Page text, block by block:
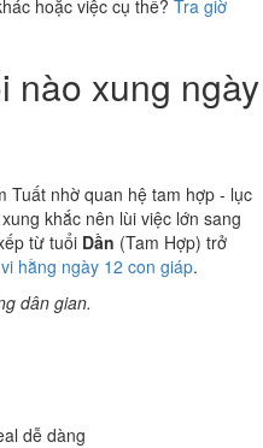
hoặc việc cụ thể? Tra giờ
nào xung ngày
Tuất nhờ quan hệ tam hợp - lục
xung khắc nên lùi việc lớn sang
từ tuổi Dần (Tam Hợp) trở
hằng ngày 12 con giáp.
dân gian.
dễ dàng